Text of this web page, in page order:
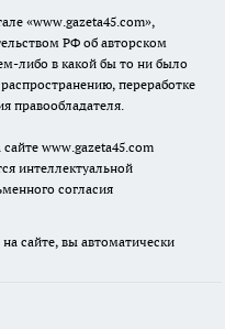
«www.gazeta45.com»,
РФ об авторском
либо в какой бы то ни было
переработке
правообладателя.
www.gazeta45.com
интеллектуальной
согласия
сайте, вы автоматически